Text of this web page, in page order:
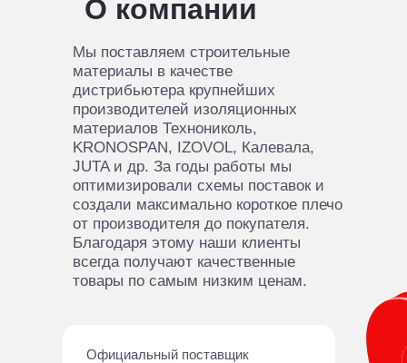
О компании
Официальный поставщик
Мы поставляем строительные
материалы в качестве
дистрибьютера крупнейших
производителей изоляционных
материалов Технониколь,
KRONOSPAN, IZOVOL, Калевала,
JUTA и др. За годы работы мы
оптимизировали схемы поставок и
создали максимально короткое плечо
от производителя до покупателя.
Благодаря этому наши клиенты
всегда получают качественные
товары по самым низким ценам.